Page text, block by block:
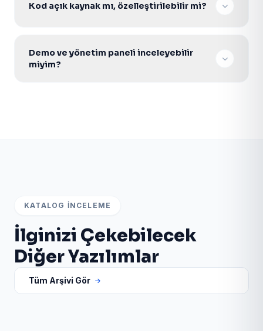
Kod açık kaynak mı, özelleştirilebilir mi?
geliştirebilirsiniz.
Demo ve yönetim paneli inceleyebilir
miyim?
KATALOG İNCELEME
İlginizi Çekebilecek
Diğer Yazılımlar
Tüm Arşivi Gör